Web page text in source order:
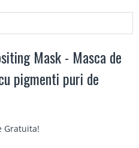
Mask - Masca de
pigmenti puri de
Gratuita!